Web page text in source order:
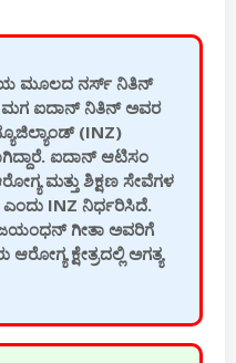
ಮೂಲದ ನರ್ಸ್ ನಿತಿನ್
ಮಗ ಐದಾನ್ ನಿತಿನ್ ಅವರ
(INZ)
ಐದಾನ್ ಆಟಿಸಂ
ಮತ್ತು ಶಿಕ್ಷಣ ಸೇವೆಗಳ
INZ ನಿರ್ಧರಿಸಿದೆ.
ಜಯಂಧನ್ ಗೀತಾ ಅವರಿಗೆ
ಕ್ಷೇತ್ರದಲ್ಲಿ ಅಗತ್ಯ